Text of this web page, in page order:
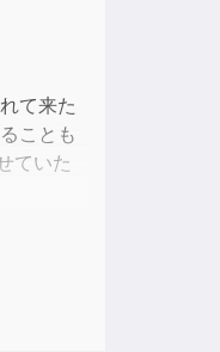
て来た
ことも
ていた
いる――